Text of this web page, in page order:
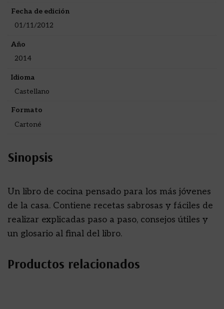
Fecha de edición
01/11/2012
Año
2014
Idioma
Castellano
Formato
Cartoné
Sinopsis
Un libro de cocina pensado para los más jóvenes
de la casa. Contiene recetas sabrosas y fáciles de
realizar explicadas paso a paso, consejos útiles y
un glosario al final del libro.
Productos relacionados